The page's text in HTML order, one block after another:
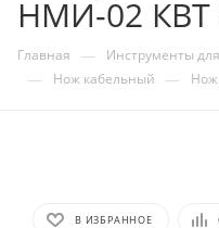
НМИ-02 КВТ
Главная — Инструменты
— Нож кабельный — Нож
В ИЗБРАННОЕ